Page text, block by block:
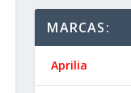
MARCAS:
Aprilia